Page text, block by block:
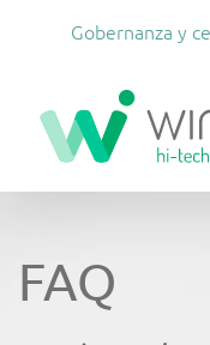
Gobernanza y
FAQ